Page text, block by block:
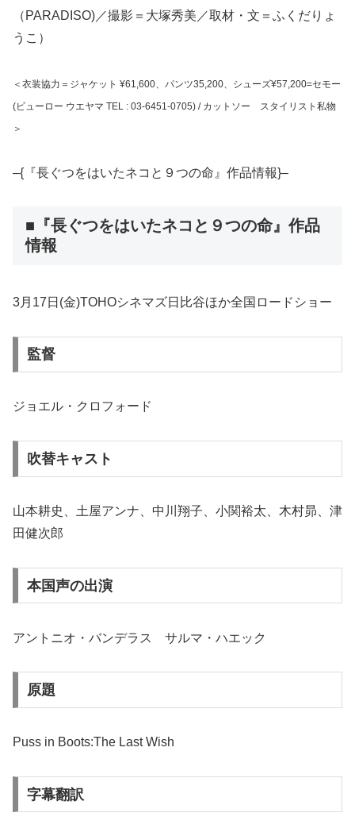
（PARADISO)／撮影＝大塚秀美／取材・文＝ふくだりょ
うこ）
＜衣装協力＝ジャケット ¥61,600、パンツ35,200、シューズ¥57,200=セモー
(ビューロー ウエヤマ TEL : 03-6451-0705) / カットソー スタイリスト私物
＞
–{『長ぐつをはいたネコと９つの命』作品情報}–
■『長ぐつをはいたネコと９つの命』作品
情報
3月17日(金)TOHOシネマズ日比谷ほか全国ロードショー
監督
ジョエル・クロフォード
吹替キャスト
山本耕史、土屋アンナ、中川翔子、小関裕太、木村昴、津
田健次郎
本国声の出演
アントニオ・バンデラス サルマ・ハエック
原題
Puss in Boots:The Last Wish
字幕翻訳